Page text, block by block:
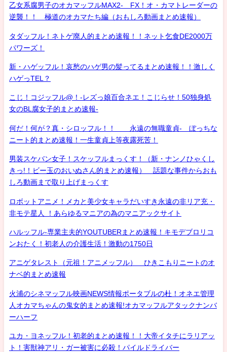
乙女系腐男子のオカマッフルMAX2- FX！オ・カマトレーダーの
逆襲！！ 極道のオカマたち編（おもしろ動画まとめ速報）
タダッフル！ネトゲ廃人的まとめ速報！！ネット乞食DE2000万
パワーズ！
新・ハゲッフル！哀愁のハゲ男の髪ってるまとめ速報！！激しく
ハゲっTEL？
こじ！コジッフル@！-レズっ娘百合ネエ！こじらせ！50独身処
女のBL腐女子的まとめ速報-
何だ！何が？真・シロッフル！！ 永遠の無職童貞- ぼっちな
ニート的まとめ速報！一生童貞上等夜露死苦！
男装スケバン女子！スケッフルまっくす！（新・ナンノひゃくし
きっ!！ビー玉のおいぬさん的まとめ速報） 話題な事件からおも
しろ動画まで取り上げまっくす
ロボットアニメ！メカと美少女キャラだいすき永遠の非リア充・
非モテ星人 ！あらゆるマニアの為のマニアックサイト
ハルッフル-専業主夫的YOUTUBERまとめ速報！キモデブロリコ
ンおたく！初老人の介護生活！激動の1750日
アニゲタレスト（元祖！アニメッフル） ひきこもりニートのオ
ナベ的まとめ速報
火浦のシネマッフル映画NEWS情報ポータブルの杜！オネエ管理
人オカマちゃんの鬼女的まとめ速報!オカマッフルアタックナンバ
ーハーフ
ユカ・ヨネッフル！初老的まとめ速報！！大帝イタチにラリアッ
ト！害獣神アリ・ガー被害に必殺！パイルドライバー